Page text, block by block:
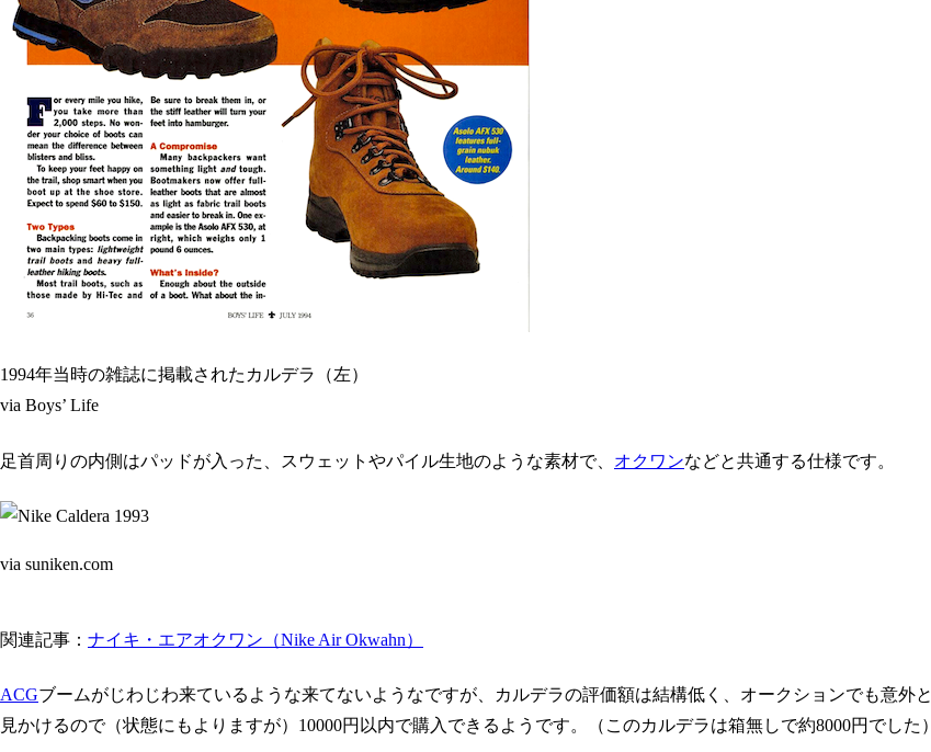
1994年当時の雑誌に掲載されたカルデラ（左）
via Boys’ Life
足首周りの内側はパッドが入った、スウェットやパイル生地のような素材で、 オクワンなどと共通する仕様です。
via suniken.com
関連記事： ナイキ・エアオクワン（Nike Air Okwahn）
ACGブームがじわじわ来ているような来てないようなですが、カルデラの評価額は結構低く、オークションでも意外と
見かけるので（状態にもよりますが）10000円以内で購入できるようです。（このカルデラは箱無しで約8000円でした）